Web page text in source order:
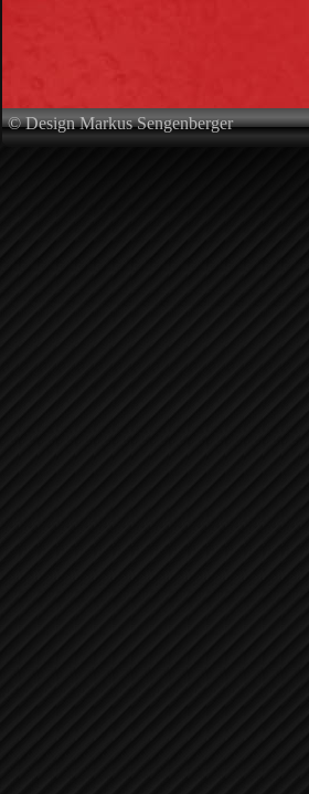
© Design Markus Sengenberger